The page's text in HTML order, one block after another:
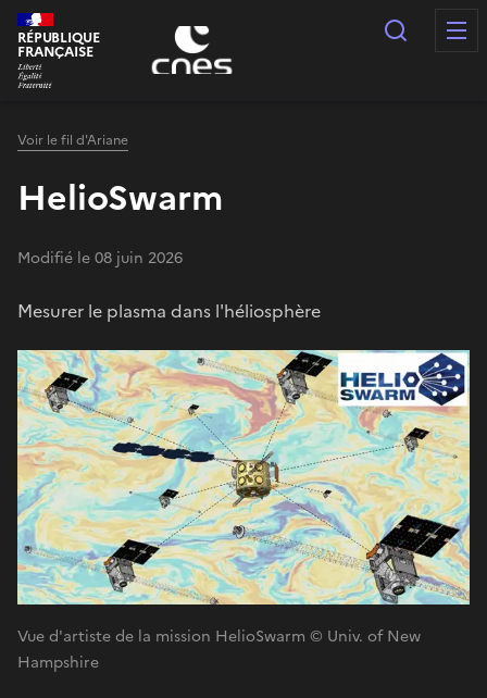
Panneau de gestion des cookies
RÉPUBLIQUE
FRANÇAISE
Voir le fil d'Ariane
HelioSwarm
Modifié le 08 juin 2026
Mesurer le plasma dans l'héliosphère
Vue d'artiste de la mission HelioSwarm © Univ. of New
Hampshire